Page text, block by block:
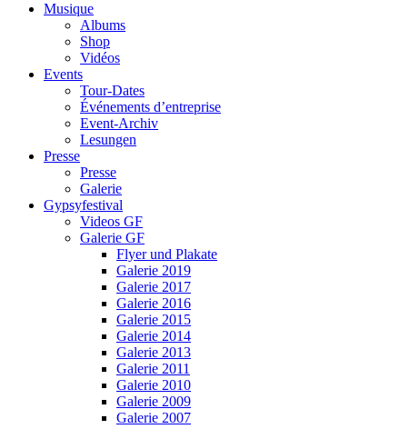
Musique
Albums
Shop
Vidéos
Events
Tour-Dates
Événements d’entreprise
Event-Archiv
Lesungen
Presse
Presse
Galerie
Gypsyfestival
Videos GF
Galerie GF
Flyer und Plakate
Galerie 2019
Galerie 2017
Galerie 2016
Galerie 2015
Galerie 2014
Galerie 2013
Galerie 2011
Galerie 2010
Galerie 2009
Galerie 2007